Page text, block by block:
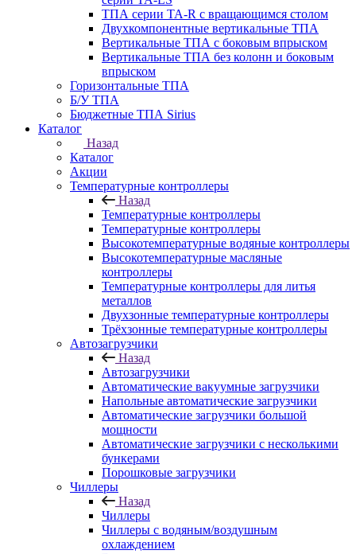
ТПА серии ТА-R с вращающимся столом
Двухкомпонентные вертикальные ТПА
Вертикальные ТПА с боковым впрыском
Вертикальные ТПА без колонн и боковым
впрыском
Горизонтальные ТПА
Б/У ТПА
Бюджетные ТПА Sirius
Каталог
Назад
Каталог
Акции
Температурные контроллеры
Назад
Температурные контроллеры
Температурные контроллеры
Высокотемпературные водяные контроллеры
Высокотемпературные масляные
контроллеры
Температурные контроллеры для литья
металлов
Двухзонные температурные контроллеры
Трёхзонные температурные контроллеры
Автозагрузчики
Назад
Автозагрузчики
Автоматические вакуумные загрузчики
Напольные автоматические загрузчики
Автоматические загрузчики большой
мощности
Автоматические загрузчики с несколькими
бункерами
Порошковые загрузчики
Чиллеры
Назад
Чиллеры
Чиллеры с водяным/воздушным
охлаждением